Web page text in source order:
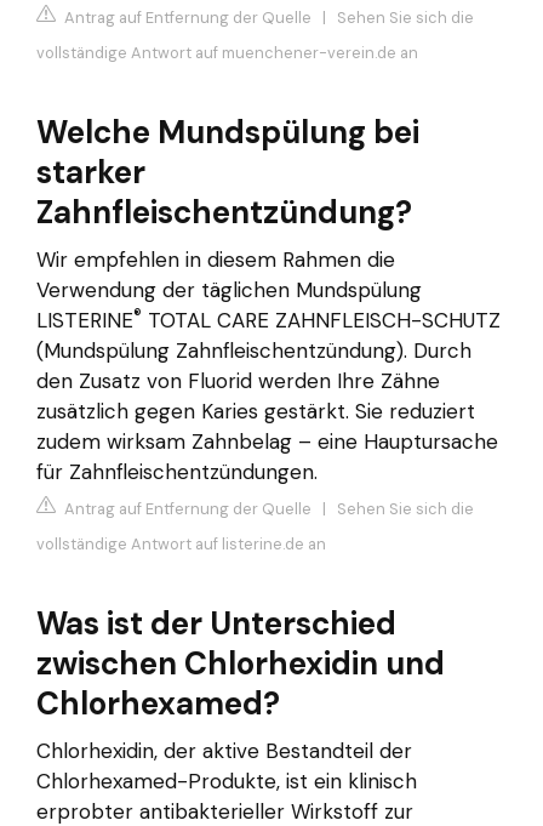
Antrag auf Entfernung der Quelle | Sehen Sie sich die
vollständige Antwort auf muenchener-verein.de an
Welche Mundspülung bei
starker
Zahnfleischentzündung?
Wir empfehlen in diesem Rahmen die
Verwendung der täglichen Mundspülung
LISTERINE® TOTAL CARE ZAHNFLEISCH-SCHUTZ
(Mundspülung Zahnfleischentzündung). Durch
den Zusatz von Fluorid werden Ihre Zähne
zusätzlich gegen Karies gestärkt. Sie reduziert
zudem wirksam Zahnbelag – eine Hauptursache
für Zahnfleischentzündungen.
Antrag auf Entfernung der Quelle | Sehen Sie sich die
vollständige Antwort auf listerine.de an
Was ist der Unterschied
zwischen Chlorhexidin und
Chlorhexamed?
Chlorhexidin, der aktive Bestandteil der
Chlorhexamed-Produkte, ist ein klinisch
erprobter antibakterieller Wirkstoff zur